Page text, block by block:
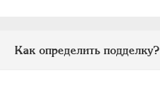
Как определить подделку?